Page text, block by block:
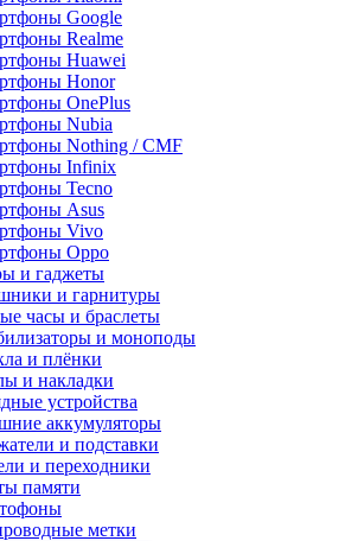
Google
Realme
Huawei
Honor
OnePlus
Nubia
Nothing / CMF
Infinix
Tecno
Asus
Vivo
Oppo
и гаджеты
и гарнитуры
часы и браслеты
и моноподы
и плёнки
и накладки
устройства
аккумуляторы
и подставки
и переходники
памяти
метки